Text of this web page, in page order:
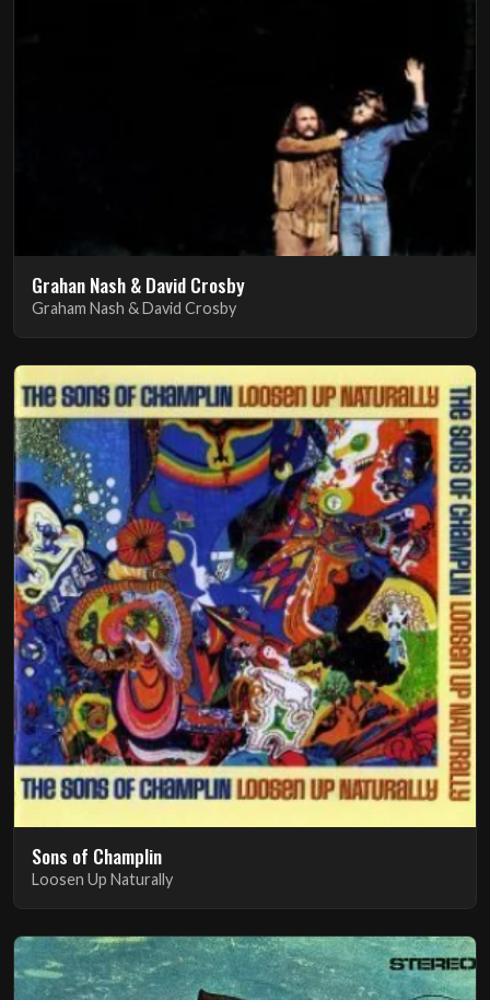
Grahan Nash & David Crosby
Graham Nash & David Crosby
Sons of Champlin
Loosen Up Naturally